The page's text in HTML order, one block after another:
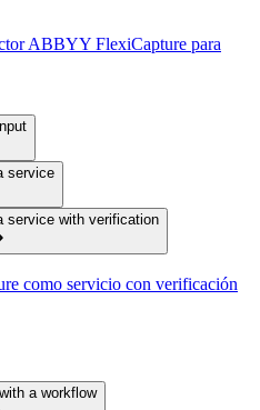
ABBYY FlexiCapture para
service
service with verification
como servicio con verificación
a workflow